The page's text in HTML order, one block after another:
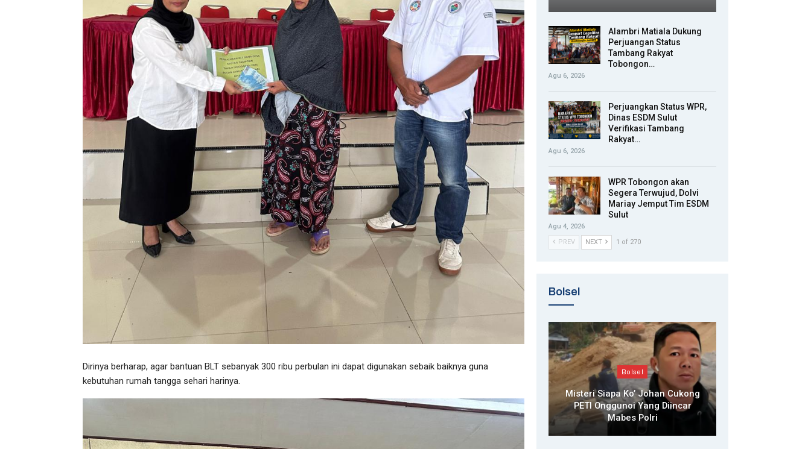
Dirinya berharap, agar bantuan BLT sebanyak 300 ribu perbulan ini dapat digunakan sebaik baiknya guna
kebutuhan rumah tangga sehari harinya.
Alambri Matiala Dukung
Perjuangan Status
Tambang Rakyat
Tobongon…
Agu 6, 2026
Perjuangkan Status WPR,
Dinas ESDM Sulut
Verifikasi Tambang
Rakyat…
Agu 6, 2026
WPR Tobongon akan
Segera Terwujud, Dolvi
Mariay Jemput Tim ESDM
Sulut
Agu 4, 2026
PREV
NEXT 1 of 270
Bolsel
Bolsel
Misteri Siapa Ko’ Johan Cukong
PETI Onggunoi Yang Diincar
Mabes Polri